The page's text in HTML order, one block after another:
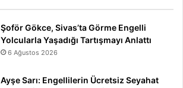
Şoför Gökce, Sivas’ta Görme Engelli
Yolcularla Yaşadığı Tartışmayı Anlattı
6 Ağustos 2026
Ayşe Sarı: Engellilerin Ücretsiz Seyahat